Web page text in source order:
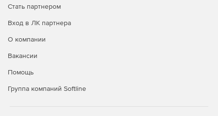
Стать партнером
Вход в ЛК партнера
О компании
Вакансии
Помощь
Группа компаний Softline